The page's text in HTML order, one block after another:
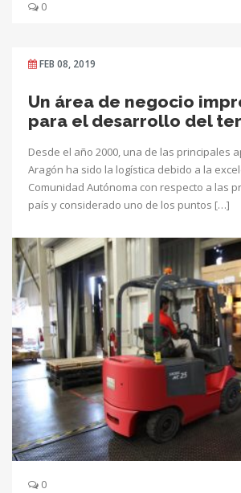
0
FEB 08, 2019
Un área de negocio
para el desarrollo del
Desde el año 2000, una de las principales
Aragón ha sido la logística debido a la
Comunidad Autónoma con respecto a las
país y considerado uno de los puntos […]
0